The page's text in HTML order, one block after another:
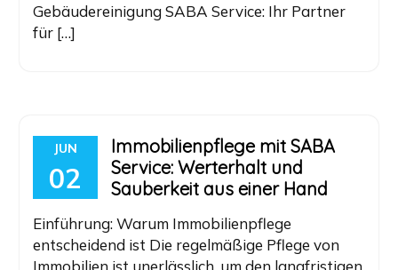
Gebäudereinigung SABA Service: Ihr Partner
für […]
JUN
02
Immobilienpflege mit SABA
Service: Werterhalt und
Sauberkeit aus einer Hand
Einführung: Warum Immobilienpflege
entscheidend ist Die regelmäßige Pflege von
Immobilien ist unerlässlich, um den langfristigen